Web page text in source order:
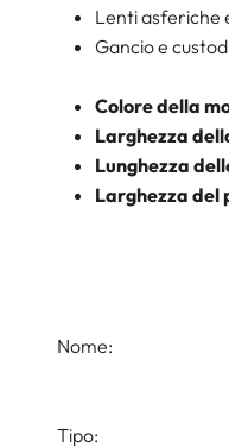
Lenti asferiche
Gancio e
Colore della
Larghezza
Lunghezza
Larghezza del
Nome:
Tipo: